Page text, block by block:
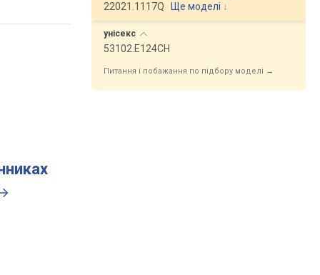
22021.1117Q
Ще моделі ↓
унісекс
53102.E124CH
Питання і побажання по підбору моделі →